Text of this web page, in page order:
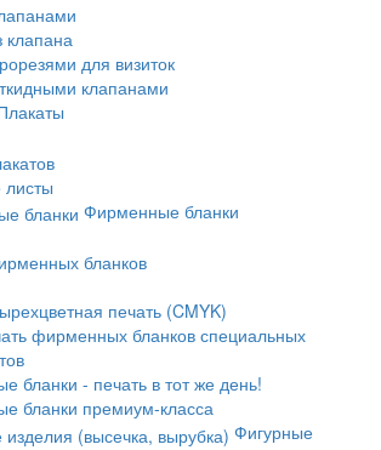
клапана
для визиток
клапанами
Фирменные бланки
бланков
печать (CMYK)
фирменных бланков специальных
бланки - печать в тот же день!
бланки премиум-класса
Фигурные